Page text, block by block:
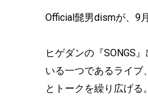
Official髭男dismが、9
ヒゲダンの『SONGS
いる一つであるライブ
とトークを繰り広げる。